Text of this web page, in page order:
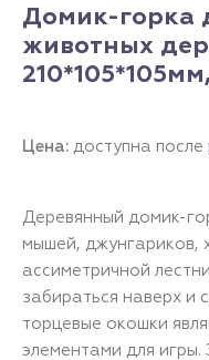
Домик-горка
животных
Цена: доступна после
Деревянный домик-
мышей, джунгариков,
ассиметричной
забираться наверх и
торцевые окошки
элементами для игры.